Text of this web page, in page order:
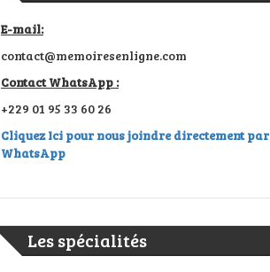
E-mail:
contact@memoiresenligne.com
Contact WhatsApp :
+229 01 95 33 60 26
Cliquez Ici pour nous joindre directement par
WhatsApp
Les spécialités